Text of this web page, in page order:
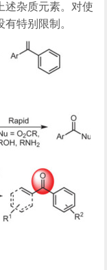
述杂质元素。对使
特别限制。